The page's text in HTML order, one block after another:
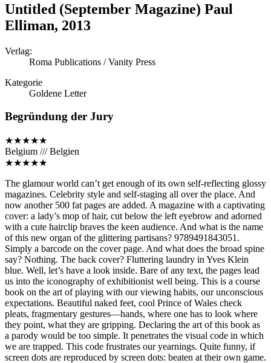
Untitled (September Magazine) Paul
Elliman, 2013
Verlag:
Roma Publications / Vanity Press
Kategorie
Goldene Letter
Begründung der Jury
★★★★★
Belgium /// Belgien
★★★★★
The glamour world can’t get enough of its own self-reflecting glossy
magazines. Celebrity style and self-staging all over the place. And
now another 500 fat pages are added. A magazine with a captivating
cover: a lady’s mop of hair, cut below the left eyebrow and adorned
with a cute hairclip braves the keen audience. And what is the name
of this new organ of the glittering partisans? 9789491843051.
Simply a barcode on the cover page. And what does the broad spine
say? Nothing. The back cover? Fluttering laundry in Yves Klein
blue. Well, let’s have a look inside. Bare of any text, the pages lead
us into the iconography of exhibitionist well being. This is a course
book on the art of playing with our viewing habits, our unconscious
expectations. Beautiful naked feet, cool Prince of Wales check
pleats, fragmentary gestures—hands, where one has to look where
they point, what they are gripping. Declaring the art of this book as
a parody would be too simple. It penetrates the visual code in which
we are trapped. This code frustrates our yearnings. Quite funny, if
screen dots are reproduced by screen dots: beaten at their own game.